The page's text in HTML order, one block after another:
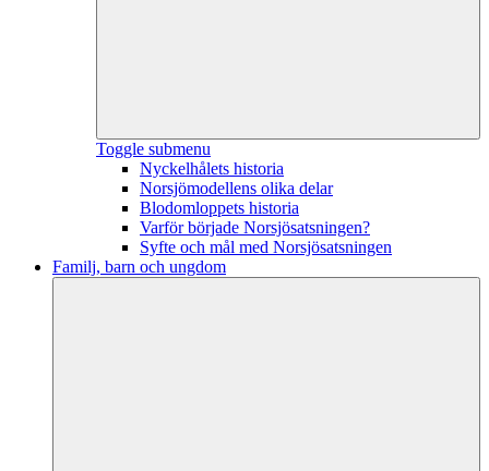
Toggle submenu
Nyckelhålets historia
Norsjömodellens olika delar
Blodomloppets historia
Varför började Norsjösatsningen?
Syfte och mål med Norsjösatsningen
Familj, barn och ungdom